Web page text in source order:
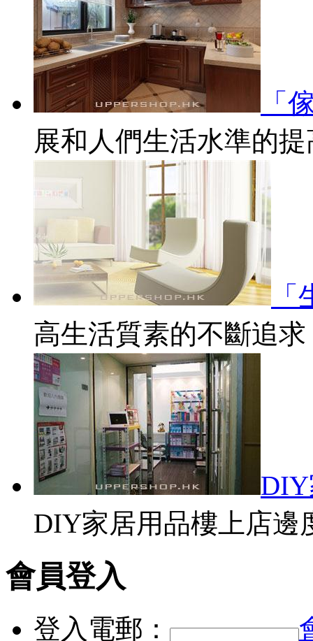
「
展和人們生活水準的提
高生活質素的不斷追求
DIY家居用品樓上店邊
會員登入
登入電郵：